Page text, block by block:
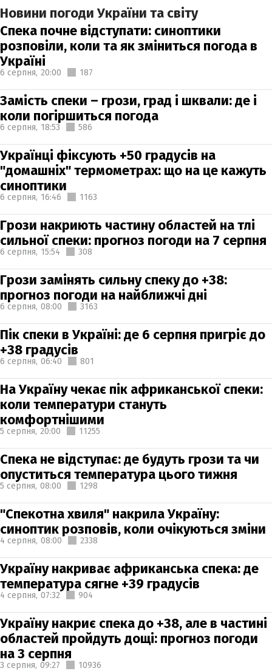
Новини погоди України та світу
Спека почне відступати: синоптики
розповіли, коли та як зміниться погода в
Україні
6 серпня, 20:00 187
Замість спеки – грози, град і шквали: де і
коли погіршиться погода
6 серпня, 18:53 586
Українці фіксують +50 градусів на
"домашніх" термометрах: що на це кажуть
синоптики
6 серпня, 16:46 1163
Грози накриють частину областей на тлі
сильної спеки: прогноз погоди на 7 серпня
6 серпня, 15:54 308
Грози замінять сильну спеку до +38:
прогноз погоди на найближчі дні
6 серпня, 08:00 3163
Пік спеки в Україні: де 6 серпня пригріє до
+38 градусів
6 серпня, 06:40 801
На Україну чекає пік африканської спеки:
коли температури стануть
комфортнішими
5 серпня, 20:00 11255
Спека не відступає: де будуть грози та чи
опуститься температура цього тижня
5 серпня, 08:00 1298
"Спекотна хвиля" накрила Україну:
синоптик розповів, коли очікуються зміни
4 серпня, 08:00 2338
Україну накриває африканська спека: де
температура сягне +39 градусів
4 серпня, 07:32 904
Україну накриє спека до +38, але в частині
областей пройдуть дощі: прогноз погоди
на 3 серпня
3 серпня, 09:27 10936